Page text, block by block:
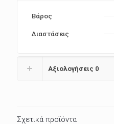
Βάρος
Διαστάσεις
Αξιολογήσεις 0
Σχετικά προϊόντα